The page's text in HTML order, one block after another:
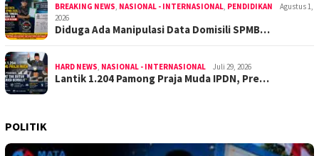
BREAKING NEWS NASIONAL - INTERNASIONAL PENDIDIKAN
Agustus 1,
2026
Diduga Ada Manipulasi Data Domisili SPMB…
HARD NEWS NASIONAL - INTERNASIONAL Juli 29, 2026
Lantik 1.204 Pamong Praja Muda IPDN, Pre…
POLITIK